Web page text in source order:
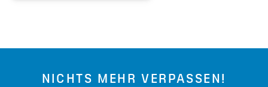
NICHTS MEHR VERPASSEN!